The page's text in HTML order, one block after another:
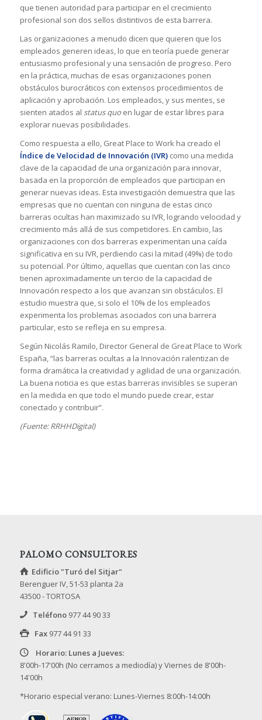
que tienen autoridad para participar en el crecimiento
profesional son dos sellos distintivos de esta barrera.
Las organizaciones a menudo dicen que quieren que los
empleados generen ideas, lo que en teoría puede generar
entusiasmo profesional y una sensación de progreso. Pero
en la práctica, muchas de esas organizaciones ponen
obstáculos burocráticos con extensos procedimientos de
aplicación y aprobación. Los empleados, y sus mentes, se
sienten atados al status quoen lugar de estar libres para
explorar nuevas posibilidades.
Como respuesta a ello, Great Place to Work ha creado el
Índice de Velocidad de Innovación (IVR)como una medida
clave de la capacidad de una organización para innovar,
basada en la proporción de empleados que participan en
generar nuevas ideas. Esta investigación demuestra que las
empresas que no cuentan con ninguna de estas cinco
barreras ocultas han maximizado su IVR, logrando velocidad y
crecimiento más allá de sus competidores. En cambio, las
organizaciones con dos barreras experimentan una caída
significativa en su IVR, perdiendo casi la mitad (49%) de todo
su potencial. Por último, aquellas que cuentan con las cinco
tienen aproximadamente un tercio de la capacidad de
Innovación respecto a los que avanzan sin obstáculos. El
estudio muestra que, si solo el 10% de los empleados
experimenta los problemas asociados con una barrera
particular, esto se refleja en su empresa.
Según Nicolás Ramilo, Director General de Great Place to Work
España, “las barreras ocultas a la Innovación ralentizan de
forma dramática la creatividad y agilidad de una organización.
La buena noticia es que estas barreras invisibles se superan
en la medida en que todo el mundo puede crear, estar
conectado y contribuir”.
(Fuente: RRHHDigital)
PALOMO CONSULTORES
Edificio "Turó del Sitjar"
Berenguer IV, 51-53 planta 2a
43500 - TORTOSA
Teléfono 977 44 90 33
Fax 977 44 91 33
Horario: Lunes a Jueves:
8'00h-17'00h (No cerramos a mediodía) y Viernes de 8'00h-
14'00h
*Horario especial verano: Lunes-Viernes 8:00h-14:00h